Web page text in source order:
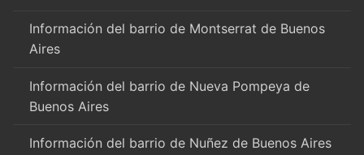
Información del barrio de Montserrat de Buenos
Aires
Información del barrio de Nueva Pompeya de
Buenos Aires
Información del barrio de Nuñez de Buenos Aires